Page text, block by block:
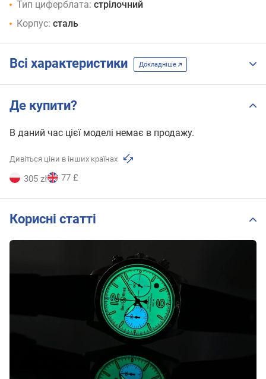
Тип циферблата: стрілочний
Корпус: сталь
Всі характеристики Докладніше
Де купити?
В даний час цієї моделі немає в продажу.
Дивіться ціни в інших країнах
305 zł 77 £
Корисні статті